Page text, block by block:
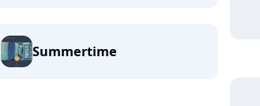
Summertime